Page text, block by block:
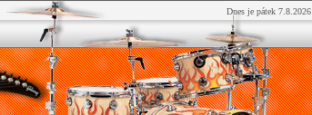
Dnes je pátek 7.8.2026